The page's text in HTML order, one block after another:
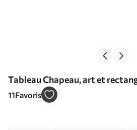
Tableau Chapeau, art et
11Favoris